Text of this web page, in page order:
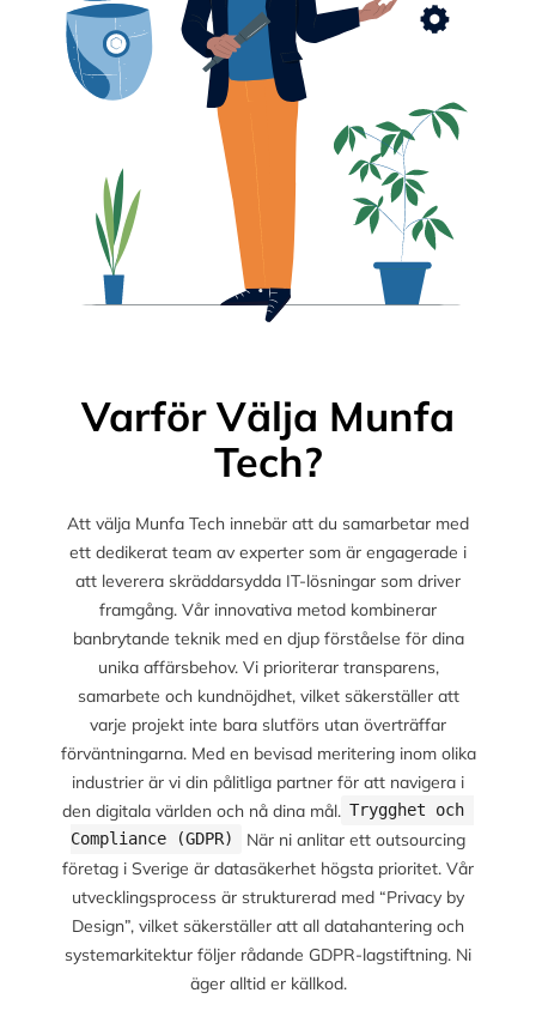
Varför Välja Munfa
Tech?
Att välja Munfa Tech innebär att du samarbetar med
ett dedikerat team av experter som är engagerade i
att leverera skräddarsydda IT-lösningar som driver
framgång. Vår innovativa metod kombinerar
banbrytande teknik med en djup förståelse för dina
unika affärsbehov. Vi prioriterar transparens,
samarbete och kundnöjdhet, vilket säkerställer att
varje projekt inte bara slutförs utan överträffar
förväntningarna. Med en bevisad meritering inom olika
industrier är vi din pålitliga partner för att navigera i
den digitala världen och nå dina mål. Trygghet och
Compliance (GDPR)
När ni anlitar ett outsourcing
företag i Sverige är datasäkerhet högsta prioritet. Vår
utvecklingsprocess är strukturerad med “Privacy by
Design”, vilket säkerställer att all datahantering och
systemarkitektur följer rådande GDPR-lagstiftning. Ni
äger alltid er källkod.